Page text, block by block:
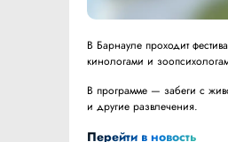
В Барнауле проходит
кинологами и
В программе — забеги с
и другие развлечения.
Перейти в новость